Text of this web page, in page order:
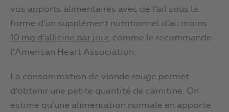
vos apports alimentaires avec de l’ail sous la
forme d’un supplément nutritionnel d’au moins
10 mg d’allicine par jour, comme le recommande
l’American Heart Association.
La consommation de viande rouge permet
d’obtenir une petite quantité de carnitine. On
estime qu’une alimentation normale en apporte